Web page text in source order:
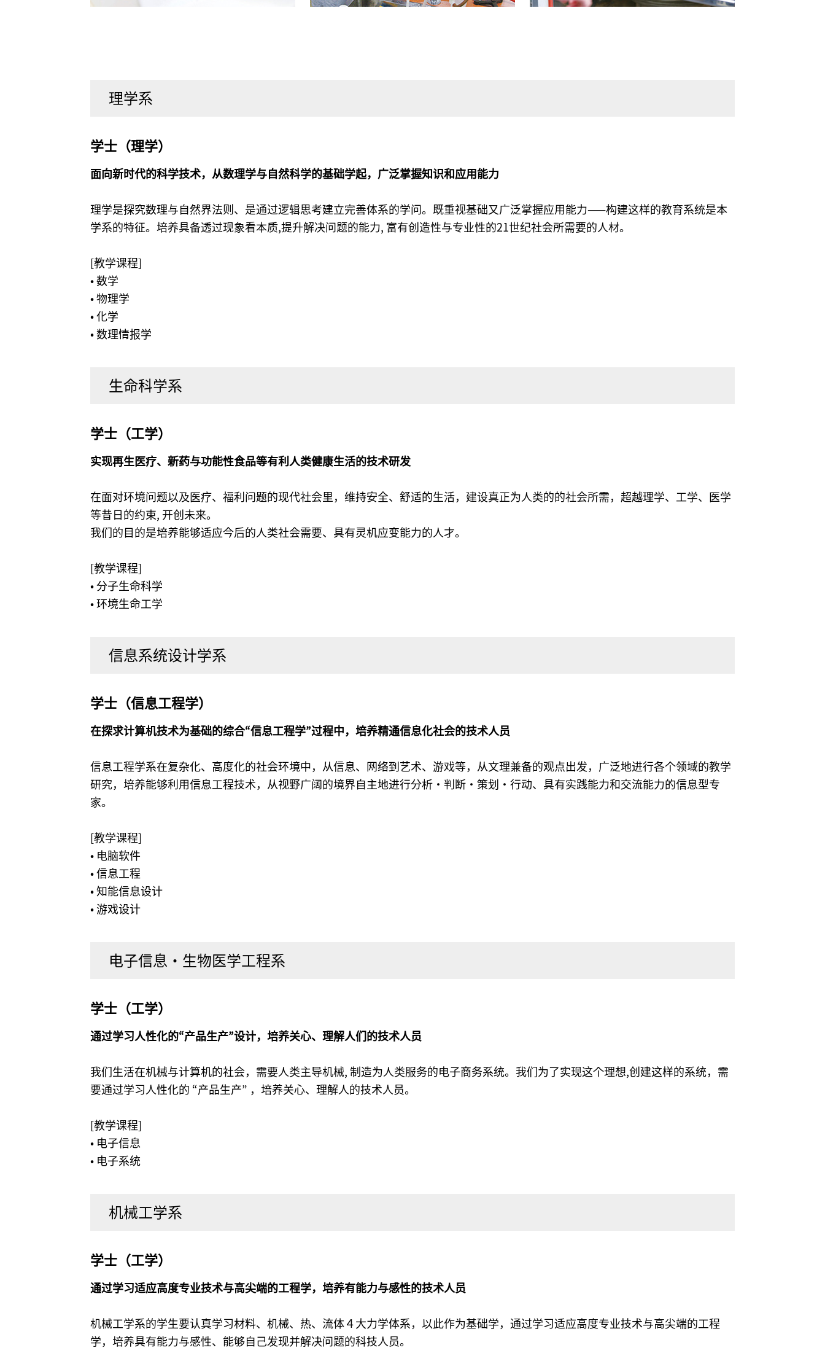
理学系
学士（理学）
面向新时代的科学技术，从数理学与自然科学的基础学起，广泛掌握知识和应用能力
理学是探究数理与自然界法则、是通过逻辑思考建立完善体系的学问。既重视基础又广泛掌握应用能力——构建这样的教育系统是本
学系的特征。培养具备透过现象看本质,提升解决问题的能力, 富有创造性与专业性的21世纪社会所需要的人材。
[教学课程]
• 数学
• 物理学
• 化学
• 数理情报学
生命科学系
学士（工学）
实现再生医疗、新药与功能性食品等有利人类健康生活的技术研发
在面对环境问题以及医疗、福利问题的现代社会里，维持安全、舒适的生活，建设真正为人类的的社会所需，超越理学、工学、医学
等昔日的约束, 开创未来。
我们的目的是培养能够适应今后的人类社会需要、具有灵机应变能力的人才。
[教学课程]
• 分子生命科学
• 环境生命工学
信息系统设计学系
学士（信息工程学）
在探求计算机技术为基础的综合“信息工程学”过程中，培养精通信息化社会的技术人员
信息工程学系在复杂化、高度化的社会环境中，从信息、网络到艺术、游戏等，从文理兼备的观点出发，广泛地进行各个领域的教学
研究，培养能够利用信息工程技术，从视野广阔的境界自主地进行分析・判断・策划・行动、具有实践能力和交流能力的信息型专
家。
[教学课程]
• 电脑软件
• 信息工程
• 知能信息设计
• 游戏设计
电子信息・生物医学工程系
学士（工学）
通过学习人性化的“产品生产”设计，培养关心、理解人们的技术人员
我们生活在机械与计算机的社会，需要人类主导机械, 制造为人类服务的电子商务系统。我们为了实现这个理想,创建这样的系统，需
要通过学习人性化的 “产品生产” ，培养关心、理解人的技术人员。
[教学课程]
• 电子信息
• 电子系统
机械工学系
学士（工学）
通过学习适应高度专业技术与高尖端的工程学，培养有能力与感性的技术人员
机械工学系的学生要认真学习材料、机械、热、流体４大力学体系，以此作为基础学，通过学习适应高度专业技术与高尖端的工程
学，培养具有能力与感性、能够自己发现并解决问题的科技人员。